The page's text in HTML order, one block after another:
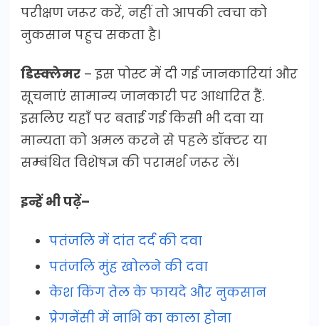
परीक्षण जरूर करें, नहीं तो आपकी त्वचा को
नुकसान पहुच सकता है।
डिस्क्लेमर – इस पोस्ट में दी गई जानकारियां और
सूचनाएं सामान्य जानकारी पर आधारित हैं.
इसलिए यहाँ पर बताई गई किसी भी दवा या
मान्यता को अमल करने से पहले डॉक्टर या
सम्बंधित विशेषज्ञ की परामर्श जरूर लें।
इन्हें भी पढ़ें–
पतंजलि में दांत दर्द की दवा
पतंजलि मुंह खोलने की दवा
केश किंग तेल के फायदे और नुकसान
प्रेगनेंसी में नाभि का काला होना